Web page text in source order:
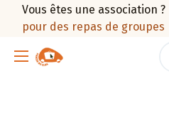
Vous êtes une association ?
pour des repas de groupes